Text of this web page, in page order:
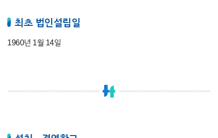
최초 법인설립일
1960년 1월 14일